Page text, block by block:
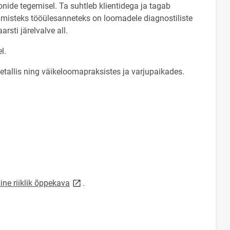
tegemisel. Ta suhtleb klientidega ja tagab
tööülesanneteks on loomadele diagnostiliste
järelvalve all.
ning väikeloomapraksistes ja varjupaikades.
riiklik õppekava link opens on new page
.